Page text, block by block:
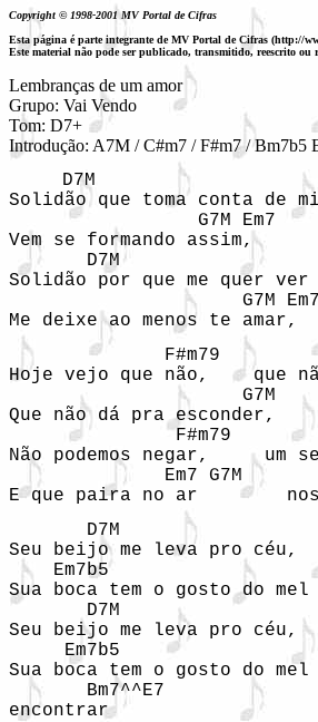
Copyright © 1998-2001 MV Portal de Cifras
Esta página é parte integrante de MV Portal de Cifras (http://
Este material não pode ser publicado, transmitido, reescrito ou
Lembranças de um amor
Grupo: Vai Vendo
Tom: D7+
Introdução: A7M / C#m7 / F#m7 /
D7M
Solidão que toma conta de
G7M Em7
Vem se formando assim,
D7M
Solidão por que me quer ver
G7M
Me deixe ao menos te
F#m79
Hoje vejo que não,    que
G7M
Que não dá pra esconder,
F#m79
Não podemos negar,     um
Em7 G7M
E que paira no ar
D7M
Seu beijo me leva pro céu,
Em7b5
Sua boca tem o gosto do
D7M
Seu beijo me leva pro céu,
Em7b5
Sua boca tem o gosto do
       Bm7^^E7
encontrar